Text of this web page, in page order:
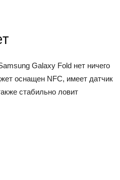
Galaxy Fold нет ничего
оснащен NFC, имеет датчик
стабильно ловит